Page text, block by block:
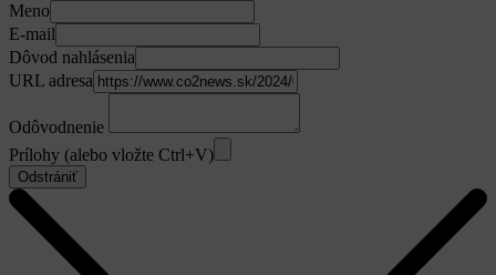
Meno
E-mail
Dôvod nahlásenia
URL adresa
Odôvodnenie
Prílohy (alebo vložte Ctrl+V)
Odstrániť